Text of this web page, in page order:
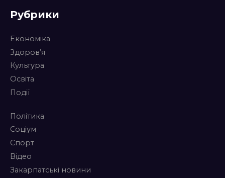
Рубрики
Економіка
Здоров’я
Культура
Освіта
Події
Політика
Соціум
Спорт
Відео
Закарпатські новини